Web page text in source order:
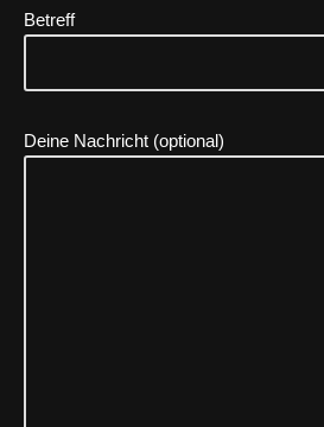
Betreff
Deine Nachricht (optional)